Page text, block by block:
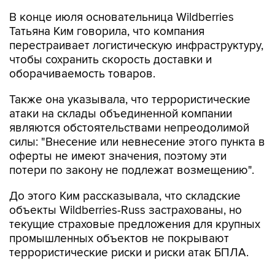
В конце июля основательница Wildberries
Татьяна Ким говорила, что компания
перестраивает логистическую инфраструктуру,
чтобы сохранить скорость доставки и
оборачиваемость товаров.
Также она указывала, что террористические
атаки на склады объединенной компании
являются обстоятельствами непреодолимой
силы: "Внесение или невнесение этого пункта в
оферты не имеют значения, поэтому эти
потери по закону не подлежат возмещению".
До этого Ким рассказывала, что складские
объекты Wildberries-Russ застрахованы, но
текущие страховые предложения для крупных
промышленных объектов не покрывают
террористические риски и риски атак БПЛА.